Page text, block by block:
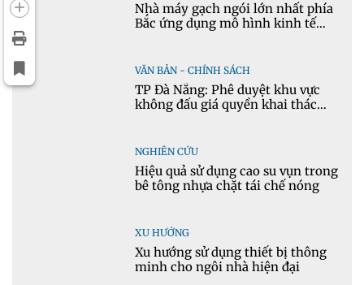
Nhà máy gạch ngói lớn nhất phía
Bắc ứng dụng mô hình kinh tế
VĂN BẢN - CHÍNH SÁCH
TP Đà Nẵng: Phê duyệt khu vực
không đấu giá quyền khai thác
NGHIÊN CỨU
Hiệu quả sử dụng cao su vụn trong
bê tông nhựa chặt tái chế nóng
XU HƯỚNG
Xu hướng sử dụng thiết bị thông
minh cho ngôi nhà hiện đại